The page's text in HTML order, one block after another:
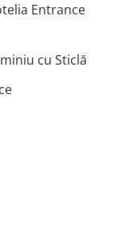
Entrance
cu Sticlă